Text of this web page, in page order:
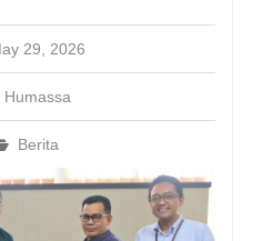
29, 2026
Humassa
Berita